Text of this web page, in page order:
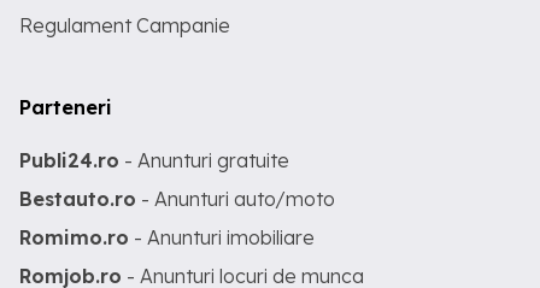
Regulament Campanie
Parteneri
Publi24.ro - Anunturi gratuite
Bestauto.ro - Anunturi auto/moto
Romimo.ro - Anunturi imobiliare
Romjob.ro - Anunturi locuri de munca